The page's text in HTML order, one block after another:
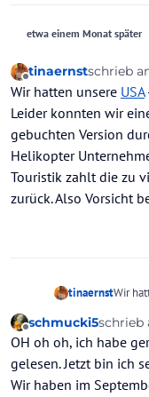
etwa einem Monat später
Offline
tinaernstschrieb
zuletzt
Wir hatten unsere USA
Leider konnten wir
gebuchten Version
Helikopter
Touristik zahlt die zu
zurück. Also Vorsicht
tinaernstWir
Flug
Flug
voll
Offline
schmucki5schrieb
zuletzt
OH oh oh, ich habe
gelesen. Jetzt bin ich
Wir haben im